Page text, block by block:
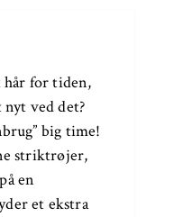
for tiden,
ved det?
big time!
striktrøjer,
en
et ekstra